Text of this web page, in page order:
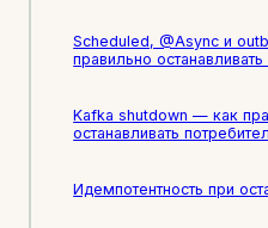
Scheduled, @Async и
правильно
Kafka shutdown — как
останавливать
Идемпотентность при